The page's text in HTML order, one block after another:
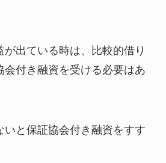
出ている時は、比較的借り
会付き融資を受ける必要はあ
いと保証協会付き融資をすす